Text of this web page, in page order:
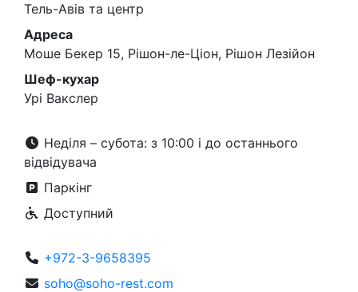
Тель-Авів та центр
Адреса
Моше Бекер 15, Рішон-ле-Ціон, Рішон Лезійон
Шеф-кухар
Урі Вакслер
Неділя – субота: з 10:00 і до останнього
відвідувача
Паркінг
Доступний
+972-3-9658395
soho@soho-rest.com